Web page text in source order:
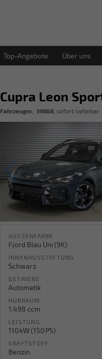
Top-Angebote Über uns
Cupra Leon
Fahrzeugnr. : 39868, sofort lieferbar
AUSSENFARBE
Fjord Blau Uni (9K)
INNENAUSSTATTUNG
Schwarz
GETRIEBE
Automatik
HUBRAUM
1.498 ccm
LEISTUNG
110 kW (150 PS)
KRAFTSTOFF
Benzin